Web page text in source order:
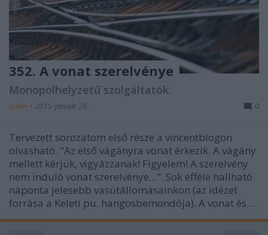
352. A vonat szerelvénye
Monopolhelyzetű szolgáltatók.
amier • 2015. január 29. 0
Tervezett sorozatom első része a vincentblogon
olvasható. "Az első vágányra vonat érkezik. A vágány
mellett kérjük, vigyázzanak! Figyelem! A szerelvény
nem induló vonat szerelvénye…”. Sok efféle hallható
naponta jelesebb vasútállomásainkon (az idézet
forrása a Keleti pu. hangosbemondója). A vonat és…